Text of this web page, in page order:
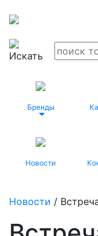
Бренды
Новости
Новости /